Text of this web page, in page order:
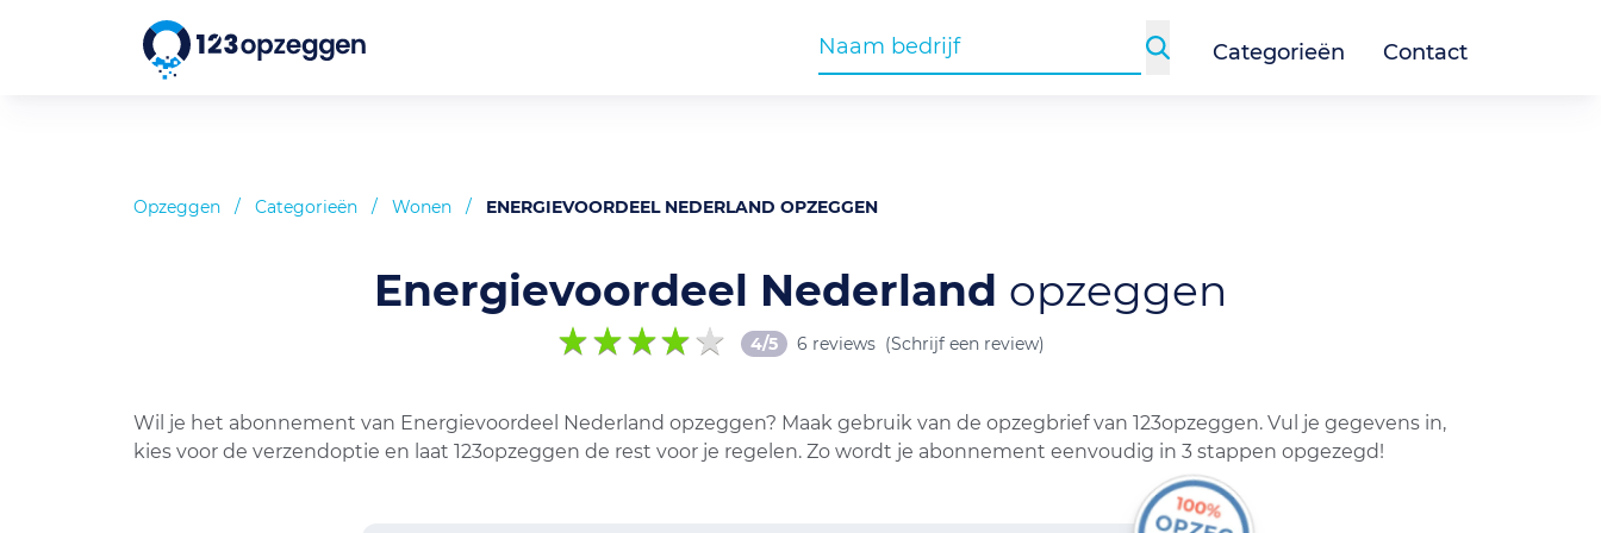
Categorieën Contact
Opzeggen / Categorieën / Wonen / ENERGIEVOORDEEL NEDERLAND OPZEGGEN
Energievoordeel Nederland opzeggen
4/5 6 reviews (Schrijf een review)
Wil je het abonnement van Energievoordeel Nederland opzeggen? Maak gebruik van de opzegbrief van 123opzeggen. Vul je gegevens in,
kies voor de verzendoptie en laat 123opzeggen de rest voor je regelen. Zo wordt je abonnement eenvoudig in 3 stappen opgezegd!